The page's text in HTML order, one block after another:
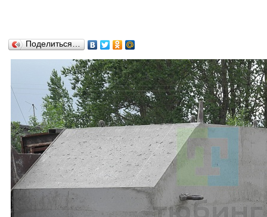
Поделиться…